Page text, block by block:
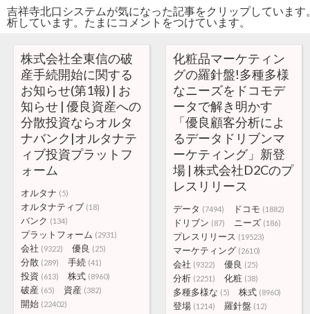
吉祥寺北口システムが気になった記事をクリップしていま
析しています。たまにコメントをつけています。
株式会社全東信の破
産手続開始に関する
お知らせ(第1報) | お
知らせ | 優良資産への
分散投資ならオルタ
ナバンク|オルタナテ
ィブ投資プラットフ
ォーム
オルタナ (5)
オルタナティブ (18)
バンク (134)
プラットフォーム (2931)
会社 (9322) 優良 (25)
分散 (289) 手続 (41)
投資 (613) 株式 (8960)
破産 (65) 資産 (382)
開始 (22402)
化粧品マーケティン
グの羅針盤!多種多様
なニーズをドコモデ
ータで解き明かす
「優良顧客分析によ
るデータドリブンマ
ーケティング」新登
場 | 株式会社D2Cのプ
レスリリース
データ (7494) ドコモ (1882)
ドリブン (87) ニーズ (186)
プレスリリース (19523)
マーケティング (2610)
会社 (9322) 優良 (25)
分析 (2251) 化粧 (38)
多種多様な (5) 株式 (8960)
登場 (1214) 羅針盤 (12)